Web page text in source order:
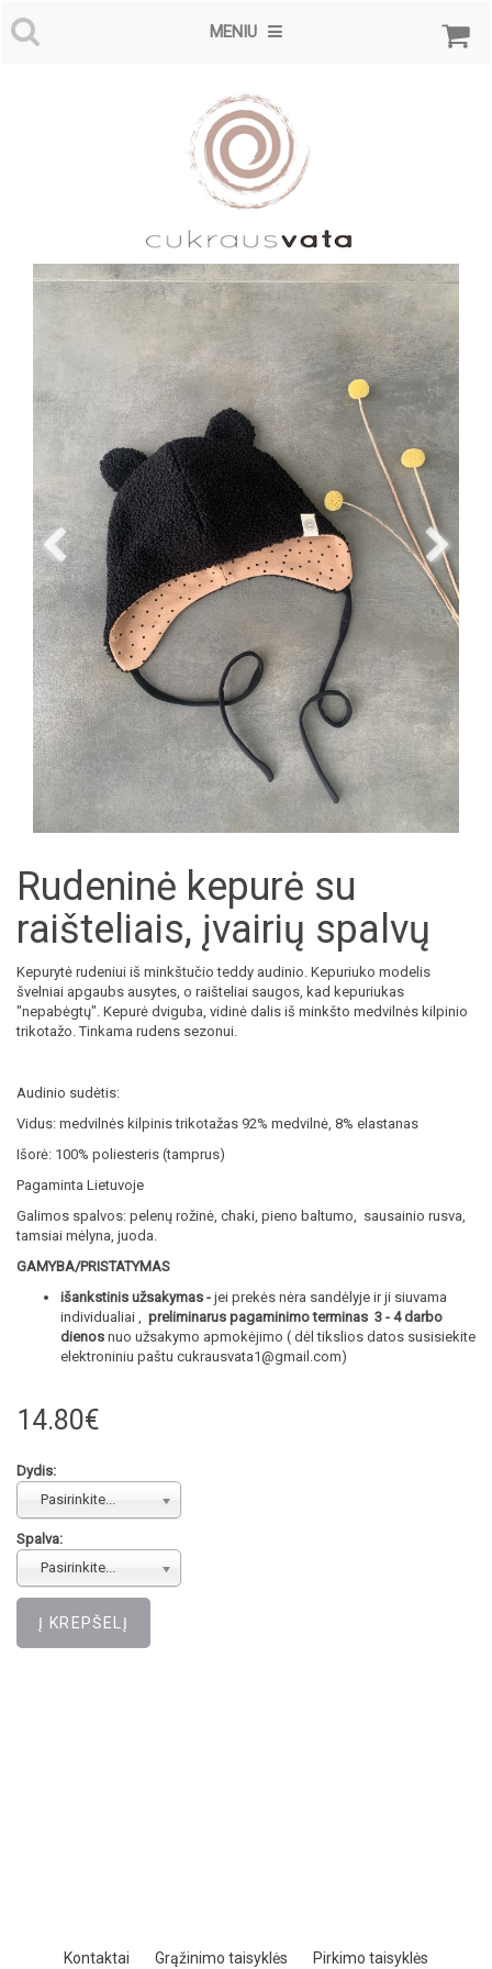
MENIU
Rudeninė kepurė su
raišteliais, įvairių spalvų
Kepurytė rudeniui iš minkštučio teddy audinio. Kepuriuko modelis
švelniai apgaubs ausytes, o raišteliai saugos, kad kepuriukas
"nepabėgtų". Kepurė dviguba, vidinė dalis iš minkšto medvilnės kilpinio
trikotažo. Tinkama rudens sezonui.
Audinio sudėtis:
Vidus: medvilnės kilpinis trikotažas 92% medvilnė, 8% elastanas
Išorė: 100% poliesteris (tamprus)
Pagaminta Lietuvoje
Galimos spalvos: pelenų rožinė, chaki, pieno baltumo, sausainio rusva,
tamsiai mėlyna, juoda.
GAMYBA/PRISTATYMAS
išankstinis užsakymas - jei prekės nėra sandėlyje ir ji siuvama
individualiai , preliminarus pagaminimo terminas 3 - 4 darbo
dienos nuo užsakymo apmokėjimo ( dėl tikslios datos susisiekite
elektroniniu paštu cukrausvata1@gmail.com)
14.80€
Dydis:
Pasirinkite...
Spalva:
Pasirinkite...
Kontaktai Grąžinimo taisyklės Pirkimo taisyklės